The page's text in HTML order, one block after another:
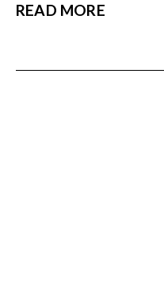
READ MORE